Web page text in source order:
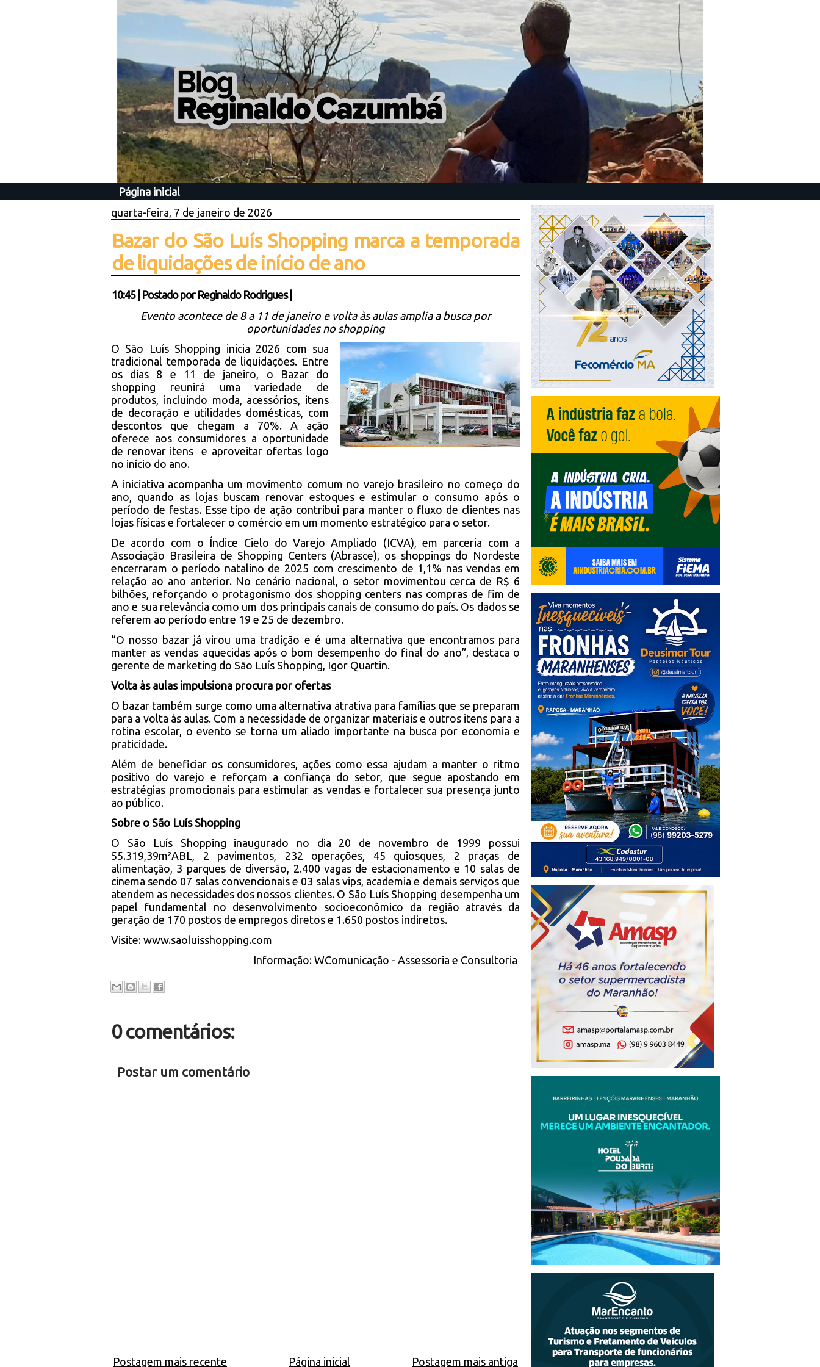
Página inicial
quarta-feira, 7 de janeiro de 2026
Bazar do São Luís Shopping marca a temporada
de liquidações de início de ano
10:45| Postado por Reginaldo Rodrigues
Evento acontece de 8 a 11 de janeiro e volta às aulas amplia a busca por
oportunidades no shopping
O São Luís Shopping inicia 2026 com sua
tradicional temporada de liquidações. Entre
os dias 8 e 11 de janeiro, o Bazar do
shopping reunirá uma variedade de
produtos, incluindo moda, acessórios, itens
de decoração e utilidades domésticas, com
descontos que chegam a 70%. A ação
oferece aos consumidores a oportunidade
de renovar itens e aproveitar ofertas logo
no início do ano.
A iniciativa acompanha um movimento comum no varejo brasileiro no começo do
ano, quando as lojas buscam renovar estoques e estimular o consumo após o
período de festas. Esse tipo de ação contribui para manter o fluxo de clientes nas
lojas físicas e fortalecer o comércio em um momento estratégico para o setor.
De acordo com o Índice Cielo do Varejo Ampliado (ICVA), em parceria com a
Associação Brasileira de Shopping Centers (Abrasce), os shoppings do Nordeste
encerraram o período natalino de 2025 com crescimento de 1,1% nas vendas em
relação ao ano anterior. No cenário nacional, o setor movimentou cerca de R$ 6
bilhões, reforçando o protagonismo dos shopping centers nas compras de fim de
ano e sua relevância como um dos principais canais de consumo do país. Os dados se
referem ao período entre 19 e 25 de dezembro.
“O nosso bazar já virou uma tradição e é uma alternativa que encontramos para
manter as vendas aquecidas após o bom desempenho do final do ano”, destaca o
gerente de marketing do São Luís Shopping, Igor Quartin.
Volta às aulas impulsiona procura por ofertas
O bazar também surge como uma alternativa atrativa para famílias que se preparam
para a volta às aulas. Com a necessidade de organizar materiais e outros itens para a
rotina escolar, o evento se torna um aliado importante na busca por economia e
praticidade.
Além de beneficiar os consumidores, ações como essa ajudam a manter o ritmo
positivo do varejo e reforçam a confiança do setor, que segue apostando em
estratégias promocionais para estimular as vendas e fortalecer sua presença junto
ao público.
Sobre o São Luís Shopping
O São Luís Shopping inaugurado no dia 20 de novembro de 1999 possui
55.319,39m²ABL, 2 pavimentos, 232 operações, 45 quiosques, 2 praças de
alimentação, 3 parques de diversão, 2.400 vagas de estacionamento e 10 salas de
cinema sendo 07 salas convencionais e 03 salas vips, academia e demais serviços que
atendem as necessidades dos nossos clientes. O São Luís Shopping desempenha um
papel fundamental no desenvolvimento socioeconômico da região através da
geração de 170 postos de empregos diretos e 1.650 postos indiretos.
Visite: www.saoluisshopping.com
Informação: WComunicação - Assessoria e Consultoria
0 comentários:
Postar um comentário
Postagem mais recente Postagem mais antiga
Página inicial